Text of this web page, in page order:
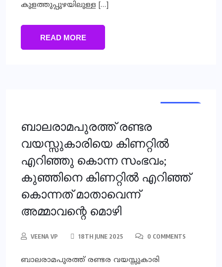
കുളത്തുപ്പുഴയിലുള്ള […]
READ MORE
ബാലരാമപുരത്ത് രണ്ടര
വയസ്സുകാരിയെ കിണറ്റില്‍
എറിഞ്ഞു കൊന്ന സംഭവം;
കുഞ്ഞിനെ കിണറ്റില്‍ എറിഞ്ഞ്
കൊന്നത് മാതാവെന്ന്
അമ്മാവന്റെ മൊഴി
VEENA VP 18TH JUNE 2025 0 COMMENTS
ബാലരാമപുരത്ത് രണ്ടര വയസ്സുകാരി